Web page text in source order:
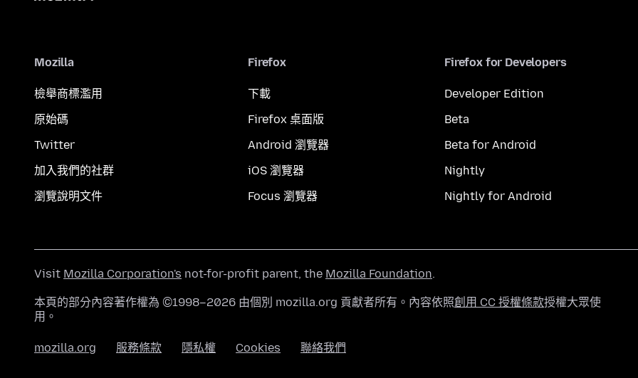
Mozilla
檢舉商標濫用
原始碼
Twitter
加入我們的社群
瀏覽說明文件
Firefox
下載
Firefox 桌面版
Android 瀏覽器
iOS 瀏覽器
Focus 瀏覽器
Firefox for Developers
Developer Edition
Beta
Beta for Android
Nightly
Nightly for Android
Visit Mozilla Corporation's not-for-profit parent, the Mozilla Foundation.
本頁的部分內容著作權為 ©1998–2026 由個別 mozilla.org 貢獻者所有。內容依照創用 CC 授權條款授權大眾使
用。
mozilla.org 服務條款 隱私權 Cookies 聯絡我們